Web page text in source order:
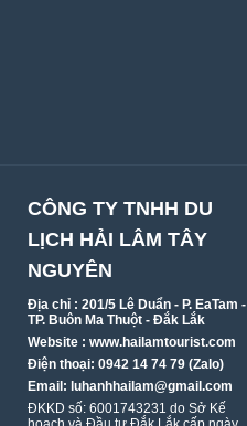
CÔNG TY TNHH DU
LỊCH HẢI LÂM TÂY
NGUYÊN
Địa chỉ : 201/5 Lê Duẩn - P. EaTam -
TP. Buôn Ma Thuột - Đắk Lắk
Website : www.hailamtourist.com
Điện thoại: 0942 14 74 79 (Zalo)
Email: luhanhhailam@gmail.com
ĐKKD số: 6001743231 do Sở Kế